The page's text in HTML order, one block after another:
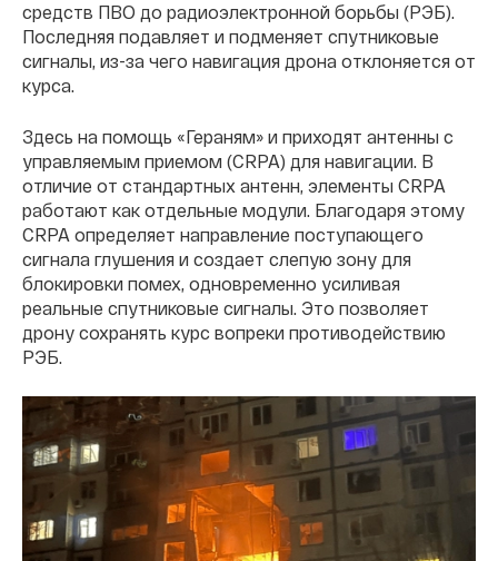
средств ПВО до радиоэлектронной борьбы (РЭБ).
Последняя подавляет и подменяет спутниковые
сигналы, из-за чего навигация дрона отклоняется от
курса.
Здесь на помощь «Гераням» и приходят антенны с
управляемым приемом (CRPA) для навигации. В
отличие от стандартных антенн, элементы CRPA
работают как отдельные модули. Благодаря этому
CRPA определяет направление поступающего
сигнала глушения и создает слепую зону для
блокировки помех, одновременно усиливая
реальные спутниковые сигналы. Это позволяет
дрону сохранять курс вопреки противодействию
РЭБ.